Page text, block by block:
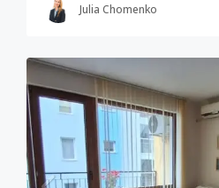
Julia Chomenko